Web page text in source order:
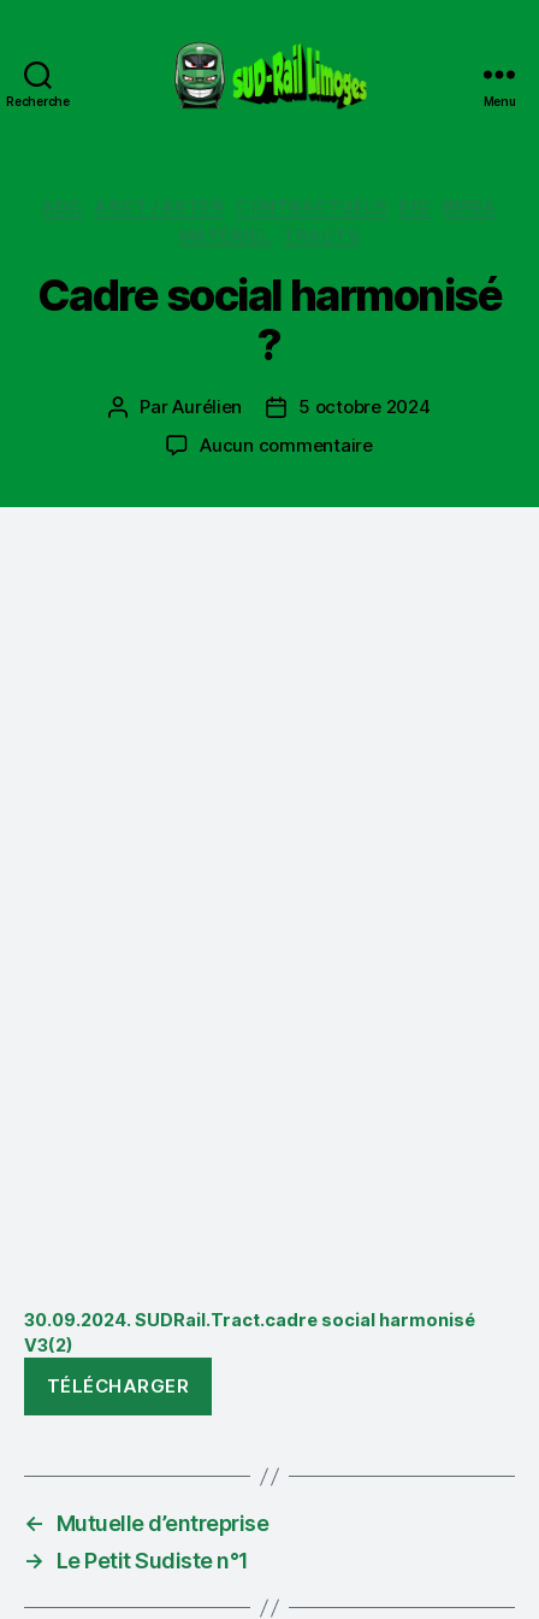
Recherche Menu
Catégories
ADC ASCT / ASTER CONTRACTUELS EIC
INFRA
MATÉRIEL
TRACTS
Cadre social harmonisé
?
Auteur
l’article
ParAurélien
Date5 octobre 2024
Aucun commentairesur
30.09.2024. SUDRail.Tract.cadre social harmonisé
V3(2)
TÉLÉCHARGER
←
Mutuelle d’entreprise
→
Le Petit Sudiste n°1